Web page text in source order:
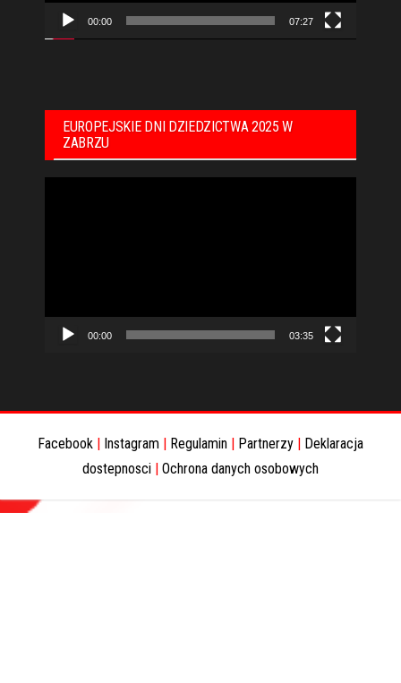
00:00 07:27
EUROPEJSKIE DNI DZIEDZICTWA 2025 W
ZABRZU
00:00 03:35
Facebook | Instagram | Regulamin | Partnerzy | Deklaracja
dostepnosci | Ochrona danych osobowych